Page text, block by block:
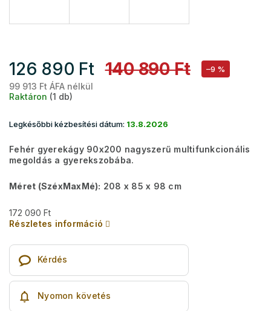
140 890 Ft –9 %
126 890 Ft
99 913 Ft ÁFA nélkül
Raktáron (1 db)
Legkésőbbi kézbesítési dátum: 13.8.2026
Fehér gyerekágy 90x200 nagyszerű multifunkcionális
megoldás a gyerekszobába.
Méret (SzéxMaxMé): 208 x 85 x 98 cm
172 090 Ft
Részletes információ
Kérdés
Nyomon követés